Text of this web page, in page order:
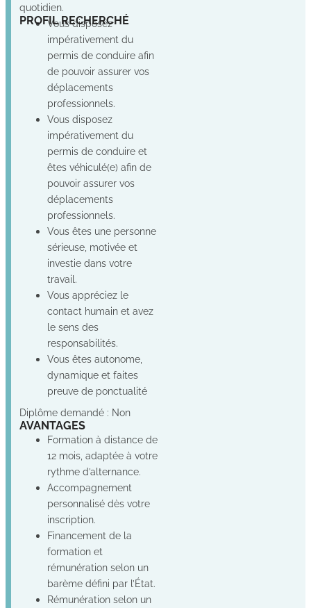
quotidien.
PROFIL RECHERCHÉ
NonOuiOui
Vous disposez
impérativement du
permis de conduire afin
de pouvoir assurer vos
déplacements
professionnels.
Vous disposez
impérativement du
permis de conduire et
êtes véhiculé(e) afin de
pouvoir assurer vos
déplacements
professionnels.
Vous êtes une personne
sérieuse, motivée et
investie dans votre
travail.
Vous appréciez le
contact humain et avez
le sens des
responsabilités.
Vous êtes autonome,
dynamique et faites
preuve de ponctualité
Diplôme demandé : Non
AVANTAGES
Formation à distance de
12 mois, adaptée à votre
rythme d’alternance.
Accompagnement
personnalisé dès votre
inscription.
Financement de la
formation et
rémunération selon un
barème défini par l’État.
Rémunération selon un